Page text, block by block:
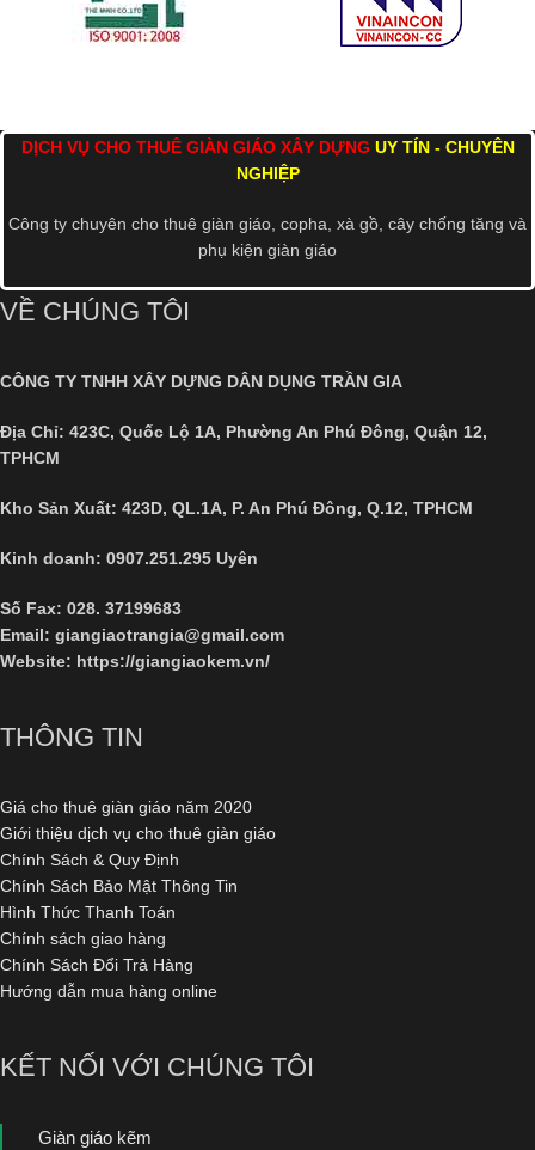
DỊCH VỤ CHO THUÊ GIÀN GIÁO XÂY DỰNG UY TÍN - CHUYÊN
NGHIỆP
Công ty chuyên cho thuê giàn giáo, copha, xà gồ, cây chống tăng và
phụ kiện giàn giáo
VỀ CHÚNG TÔI
CÔNG TY TNHH XÂY DỰNG DÂN DỤNG TRẦN GIA
Địa Chỉ: 423C, Quốc Lộ 1A, Phường An Phú Đông, Quận 12,
TPHCM
Kho Sản Xuất: 423D, QL.1A, P. An Phú Đông, Q.12, TPHCM
Kinh doanh: 0907.251.295 Uyên
Số Fax: 028. 37199683
Email: giangiaotrangia@gmail.com
Website: https://giangiaokem.vn/
THÔNG TIN
Giá cho thuê giàn giáo năm 2020
Giới thiệu dịch vụ cho thuê giàn giáo
Chính Sách & Quy Định
Chính Sách Bảo Mật Thông Tin
Hình Thức Thanh Toán
Chính sách giao hàng
Chính Sách Đổi Trả Hàng
Hướng dẫn mua hàng online
KẾT NỐI VỚI CHÚNG TÔI
Giàn giáo kẽm